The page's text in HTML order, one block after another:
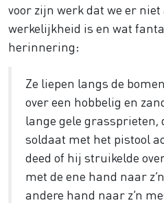
voor zijn werk dat we er
werkelijkheid is en wat
herinnering:
Ze liepen langs de
over een hobbelig en
lange gele grassprieten,
soldaat met het pistool
deed of hij struikelde
met de ene hand naar
andere hand naar z’n